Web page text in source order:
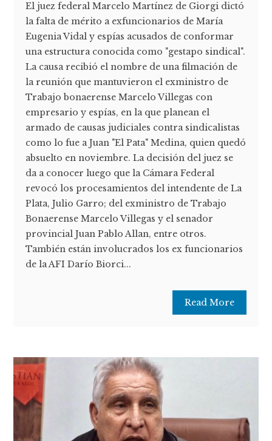
El juez federal Marcelo Martínez de Giorgi dictó
la falta de mérito a exfuncionarios de María
Eugenia Vidal y espías acusados de conformar
una estructura conocida como "gestapo sindical".
La causa recibió el nombre de una filmación de
la reunión que mantuvieron el exministro de
Trabajo bonaerense Marcelo Villegas con
empresario y espías, en la que planean el
armado de causas judiciales contra sindicalistas
como lo fue a Juan "El Pata" Medina, quien quedó
absuelto en noviembre. La decisión del juez se
da a conocer luego que la Cámara Federal
revocó los procesamientos del intendente de La
Plata, Julio Garro; del exministro de Trabajo
Bonaerense Marcelo Villegas y el senador
provincial Juan Pablo Allan, entre otros.
También están involucrados los ex funcionarios
de la AFI Darío Biorci...
Read More